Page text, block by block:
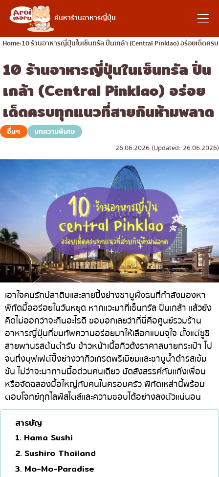
ค้นหาร้านอาหารญี่ปุ่น
อาหารญี่ปุ่น
ค้นหาร้านอาหาร
ค้นหาตามประเภทอาหาร
ซูชิ
ปิ้งย่างญี่ปุ่น/ยากินิกุ
คัตสึด้ง/ทงคัตสึ
ชาบูชาบู/สุกี้ยากี้
แกงกะหรี่ญี่ปุ่น
ไก่ย่างเสียบไม้สไตล์ญี่ปุ่น
โซบะ/อุด้ง
ขนมหวานญี่ปุ่น
เทมปุระ
โอมากาเสะ
ร้านอาหารญี่ปุ่นระดับพรีเมียม
ซาชิมิ/อาหารทะเล
อาหารตะวันตกสไตล์ญี่ปุ่น
ปลาไหลย่าง
ปู
โอโคโนมิยากิ/เทปปันยากิ
ด้ง (ข้าวหน้าต่างๆ)
ค้นหาตามพื้นที่
เจริญกรุง
ทองหล่อ
เอกมัย
พร้อมพงษ์
อโศก
อารีย์
สีลม
สาทร
อ่อนนุช
พระราม 9
รัชดา
พระโขนง
เพลินจิต
ชิดลม
บางนา
นานา
คอลัมน์ความรู้
บทความพิเศษ
บทความที่KOLแนะนำ
Home 10 ร้านอาหารญี่ปุ่นในเซ็นทรัล ปิ่นเกล้า (Central Pinklao) อร่อยเด็ดค
10 ร้านอาหารญี่ปุ่นในเซ็นทรัล ปิ่น
เกล้า (Central Pinklao) อร่อย
เด็ดครบทุกแนวที่สายกินห้ามพลาด
อื่นๆ
บทความพิเศษ
26.06.2026 (Updated: 26.06.2026)
เอาใจคนรักปลาดิบและสายปิ้งย่างชาบูฝั่งธนที่กำลังมองหา
พิกัดมื้ออร่อยในวันหยุด หากแวะมาที่เซ็นทรัล ปิ่นเกล้า แล้วยัง
คิดไม่ออกว่าจะกินอะไรดี ขอบอกเลยว่าที่นี่คือศูนย์รวมร้าน
อาหารญี่ปุ่นที่ขนทัพความอร่อยมาให้เลือกแบบจุใจ ตั้งแต่ซูชิ
สายพานรสต้นตำรับ ข้าวหน้าเนื้อกิวด้งราคาสบายกระเป๋า ไป
จนถึงบุฟเฟต์ปิ้งย่างวากิวเกรดพรีเมียมและชาบูน้ำดำรสเข้ม
ข้น ไม่ว่าจะมาทานมื้อด่วนคนเดียว นัดสังสรรค์กับแก๊งเพื่อน
หรือจัดฉลองมื้อใหญ่กับคนในครอบครัว พิกัดเหล่านี้พร้อม
ตอบโจทย์ทุกไลฟ์สไตล์และความชอบได้อย่างลงตัวแน่นอน
สารบัญ
1. Hama Sushi
2. Sushiro Thailand
3. Mo-Mo-Paradise